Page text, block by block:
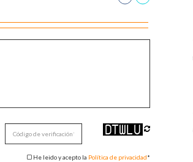
He leido y acepto la Política de privacidad*